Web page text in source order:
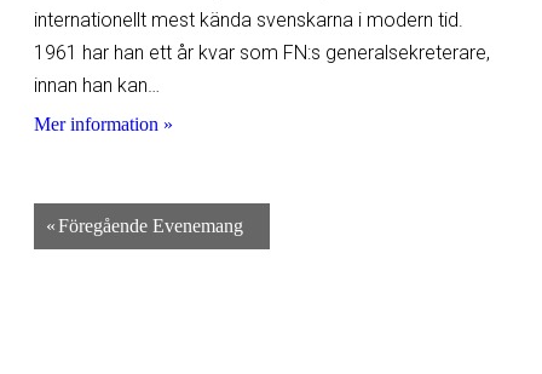
internationellt mest kända svenskarna i modern tid.
1961 har han ett år kvar som FN:s generalsekreterare,
innan han kan…
Mer information »
«Föregående Evenemang